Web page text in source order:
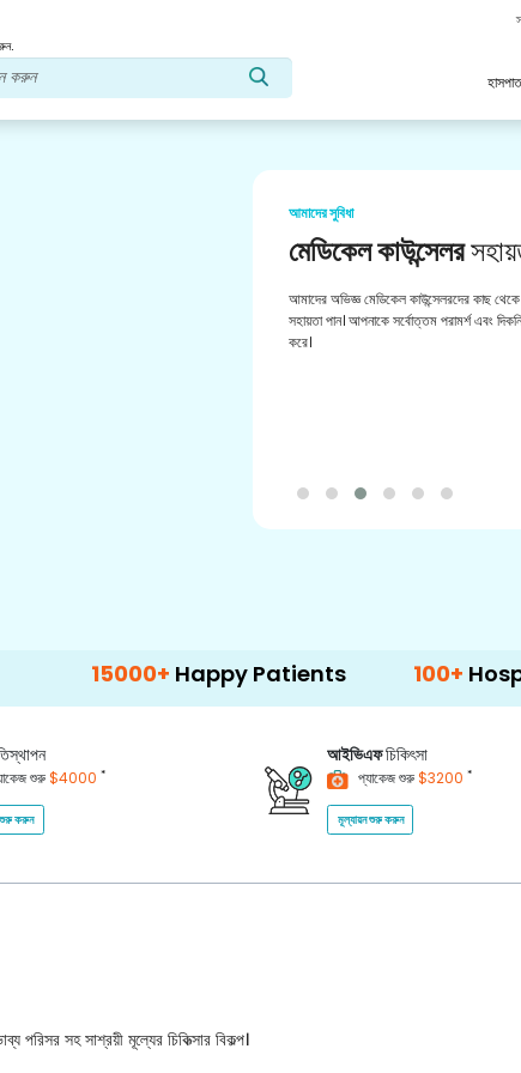
আমাদের সুবিধা
মেডিকেল কাউন্সেলর
আমাদের অভিজ্ঞ মেডিকেল কাউন্সেলরদের কাছ থেকে
সহায়তা পান। আপনাকে সর্বোত্তম পরামর্শ এবং
করে।
Happy Patients 100+ Hospitals &
শুরু$4000 *
শুরু করুন
আইভিএফচিকিৎসা
প্যাকেজ শুরু$3200 *
মূল্যায়ন শুরু করুন
পরিসর সহ সাশ্রয়ী মূল্যের চিকিত্সার বিকল্প।